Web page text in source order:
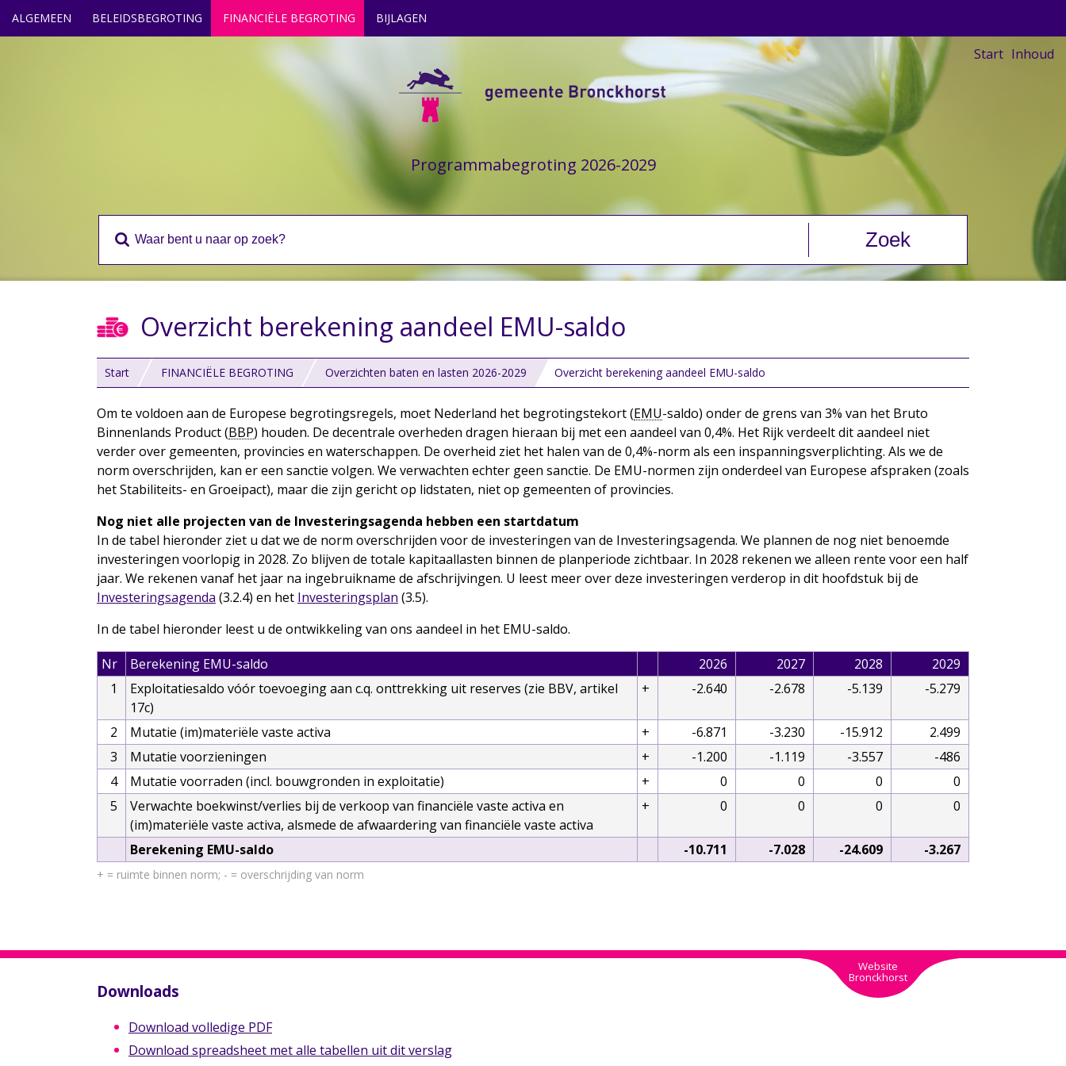
Programmabegroting 2026-2029
Start Inhoud
ALGEMEEN BELEIDSBEGROTING FINANCIËLE BEGROTING BIJLAGEN
Overzicht berekening aandeel EMU-saldo
Start FINANCIËLE BEGROTING Overzichten baten en lasten 2026-2029 Overzicht berekening aandeel EMU-saldo
Om te voldoen aan de Europese begrotingsregels, moet Nederland het begrotingstekort (EMU-saldo) onder de grens van 3% van het Bruto
Binnenlands Product (BBP) houden. De decentrale overheden dragen hieraan bij met een aandeel van 0,4%. Het Rijk verdeelt dit aandeel niet
verder over gemeenten, provincies en waterschappen. De overheid ziet het halen van de 0,4%-norm als een inspanningsverplichting. Als we de
norm overschrijden, kan er een sanctie volgen. We verwachten echter geen sanctie. De EMU-normen zijn onderdeel van Europese afspraken (zoals
het Stabiliteits- en Groeipact), maar die zijn gericht op lidstaten, niet op gemeenten of provincies.
Nog niet alle projecten van de Investeringsagenda hebben een startdatum
In de tabel hieronder ziet u dat we de norm overschrijden voor de investeringen van de Investeringsagenda. We plannen de nog niet benoemde
investeringen voorlopig in 2028. Zo blijven de totale kapitaallasten binnen de planperiode zichtbaar. In 2028 rekenen we alleen rente voor een half
jaar. We rekenen vanaf het jaar na ingebruikname de afschrijvingen. U leest meer over deze investeringen verderop in dit hoofdstuk bij de
Investeringsagenda (3.2.4) en het Investeringsplan (3.5).
In de tabel hieronder leest u de ontwikkeling van ons aandeel in het EMU-saldo.
Nr
Berekening EMU-saldo 2026 2027 2028
2029
1
Exploitatiesaldo vóór toevoeging aan c.q. onttrekking uit reserves (zie BBV, artikel
17c)
+ -2.640 -2.678 -5.139 -5.279
2 Mutatie (im)materiële vaste activa + -6.871 -3.230 -15.912
2.499
3
Mutatie voorzieningen + -1.200 -1.119 -3.557
-486
4
Mutatie voorraden (incl. bouwgronden in exploitatie) + 0 0 0
0
5
Verwachte boekwinst/verlies bij de verkoop van financiële vaste activa en
(im)materiële vaste activa, alsmede de afwaardering van financiële vaste activa
+ 0 0 0 0
Berekening EMU-saldo -10.711 -7.028 -24.609 -3.267
+ = ruimte binnen norm; - = overschrijding van norm
Website
Bronckhorst
Downloads
Download volledige PDF
Download spreadsheet met alle tabellen uit dit verslag